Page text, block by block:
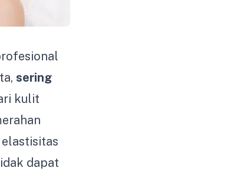
sering
kulit
dapat